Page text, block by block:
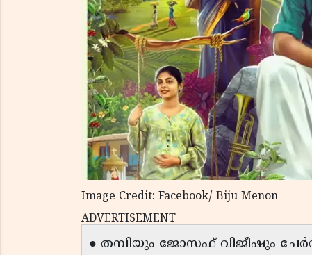
Image Credit: Facebook/ Biju Menon
ADVERTISEMENT
● തമ്പിയും ജോസഫ് വിജീഷും